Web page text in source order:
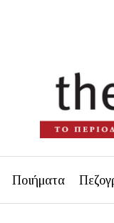
Ποιήματα